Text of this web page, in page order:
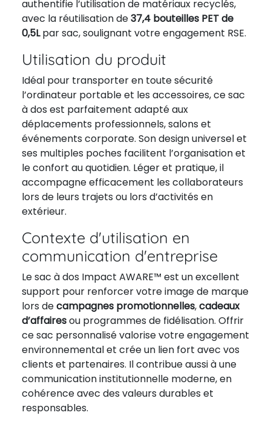
authentifie l’utilisation de matériaux recyclés,
avec la réutilisation de37,4 bouteilles PET de
0,5Lpar sac, soulignant votre engagement RSE.
Utilisation du produit
Idéal pour transporter en toute sécurité
l’ordinateur portable et les accessoires, ce sac
à dos est parfaitement adapté aux
déplacements professionnels, salons et
événements corporate. Son design universel et
ses multiples poches facilitent l’organisation et
le confort au quotidien. Léger et pratique, il
accompagne efficacement les collaborateurs
lors de leurs trajets ou lors d’activités en
extérieur.
Contexte d'utilisation en
communication d'entreprise
Le sac à dos Impact AWARE™ est un excellent
support pour renforcer votre image de marque
lors decampagnes promotionnelles,cadeaux
d’affairesou programmes de fidélisation. Offrir
ce sac personnalisé valorise votre engagement
environnemental et crée un lien fort avec vos
clients et partenaires. Il contribue aussi à une
communication institutionnelle moderne, en
cohérence avec des valeurs durables et
responsables.